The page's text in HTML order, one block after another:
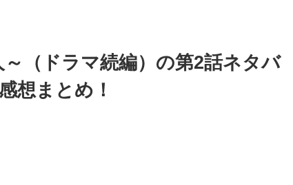
（ドラマ続編）の第2話ネタバ
想まとめ！